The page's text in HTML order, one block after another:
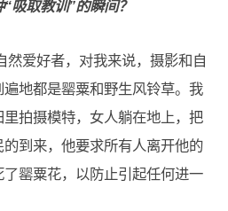
吸取教训”的瞬间？
然爱好者，对我来说，摄影和自
地都是罂粟和野生风铃草。我
拍摄模特，女人躺在地上，把
到来，他要求所有人离开他的
罂粟花，以防止引起任何进一